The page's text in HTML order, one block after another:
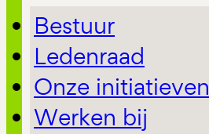
Bestuur
Ledenraad
Onze initiatieven
Werken bij